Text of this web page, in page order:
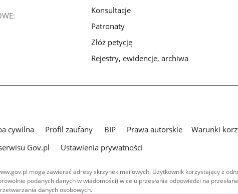
Konsultacje
Patronaty
Złóż petycję
Rejestry, ewidencje, archiwa
cywilna Profil zaufany BIP Prawa autorskie Warunki
Gov.pl
Ustawienia prywatności
mogą zawierać adresy skrzynek mailowych. Użytkownik korzystający z
podanych danych w wiadomości) w celu przesłania odpowiedzi na
danych osobowych.